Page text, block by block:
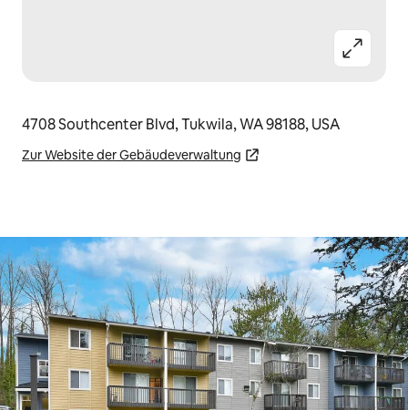
4708 Southcenter Blvd, Tukwila, WA 98188, USA
Zur Website der Gebäudeverwaltung